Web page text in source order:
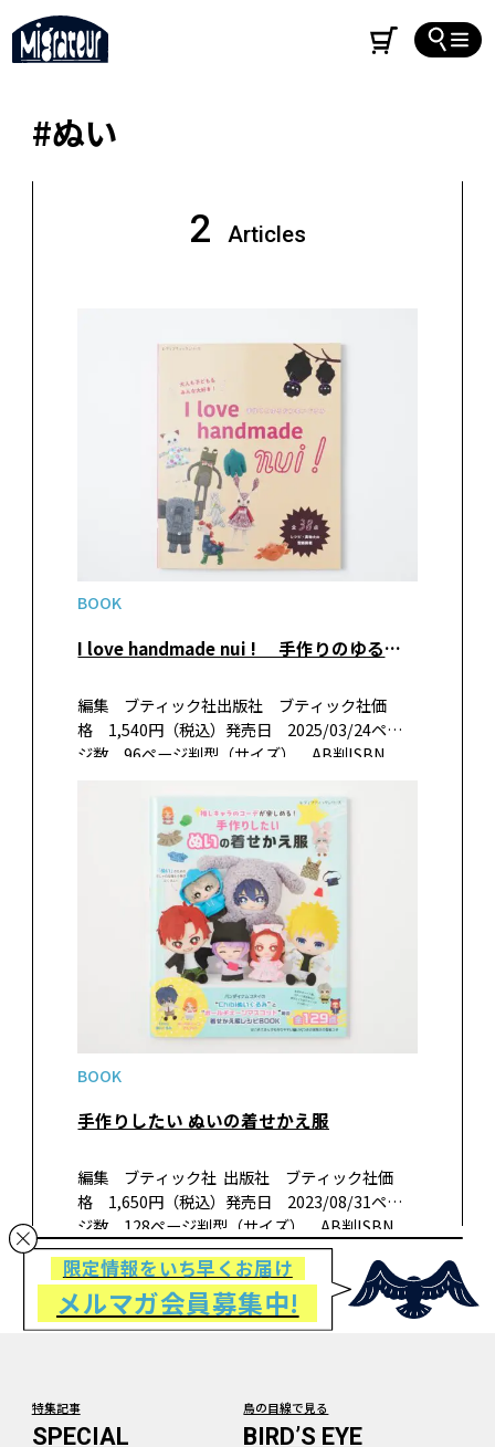
#ぬい
2 Articles
BOOK
I love handmade nui ! 手作りのゆるかわぬいぐるみ
編集 ブティック社出版社 ブティック社価
格 1,540円（税込）発売日 2025/03/24ペー
ジ数 96ページ判型（サイズ） AB判ISBN
個性豊かなぬいぐるみを全38点掲載していま
BOOK
手作りしたい ぬいの着せかえ服
編集 ブティック社 出版社 ブティック社価
格 1,650円（税込）発売日 2023/08/31ペー
ジ数 128ページ判型（サイズ） AB判ISBN
978-4-8347-8446-6 書籍紹介推しキャラの「ぬ
い」のコーディネート…
限定情報をいち早くお届け
メルマガ会員募集中!
特集記事 鳥の目線で見る